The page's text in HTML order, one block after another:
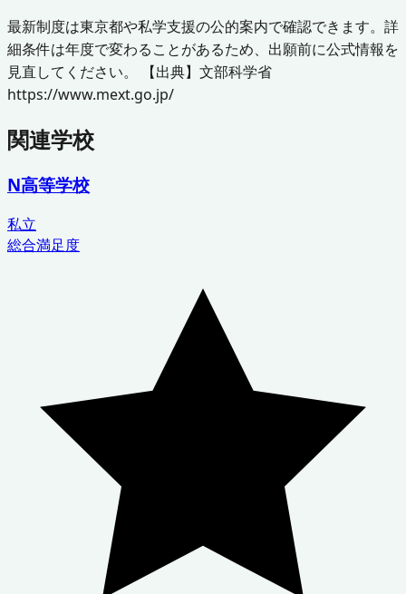
最新制度は東京都や私学支援の公的案内で確認できます。詳
細条件は年度で変わることがあるため、出願前に公式情報を
見直してください。 【出典】文部科学省
https://www.mext.go.jp/
関連学校
N高等学校
私立
総合満足度